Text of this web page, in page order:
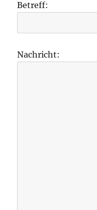
Betreff:
Nachricht: